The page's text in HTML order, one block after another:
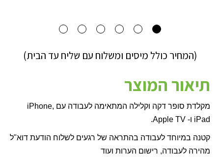
(המחיר כולל מיסים ומשלוח עם שליח עד הבית)
תיאור המוצר
מקלדת סופר דקה וקלילה המתאימה לעבודה עם iPhone,
iPad ו- Apple TV
.
קטנה במיוחד לעבודה בהתראה של רגעים לשלוח הודעת דוא"ל
מהירה לעבודה, רישום הערות ועוד